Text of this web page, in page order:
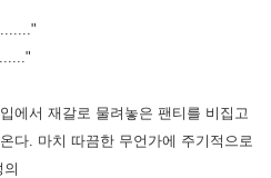
에서 재갈로 물려놓은 팬티를 비집고
다. 마치 따끔한 무언가에 주기적으로